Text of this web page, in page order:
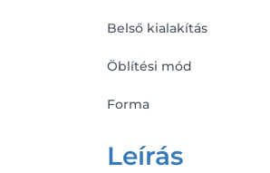
Belső kialakítás
Öblítési mód
Forma
Leírás